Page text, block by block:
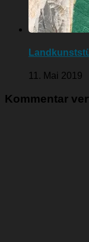
11. Mai 2019
Kommentar